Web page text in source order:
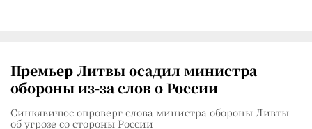
Премьер Литвы осадил министра
обороны из-за слов о России
Синкявичюс опроверг слова министра обороны Ливты
об угрозе со стороны России